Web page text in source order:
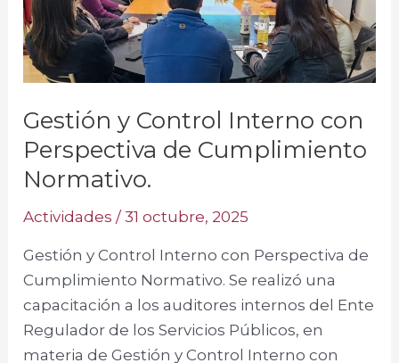
Gestión y Control Interno con
Perspectiva de Cumplimiento
Normativo.
Actividades /31 octubre, 2025
Gestión y Control Interno con Perspectiva de
Cumplimiento Normativo. Se realizó una
capacitación a los auditores internos del Ente
Regulador de los Servicios Públicos, en
materia de Gestión y Control Interno con
Perspectiva
de
Cumplimiento